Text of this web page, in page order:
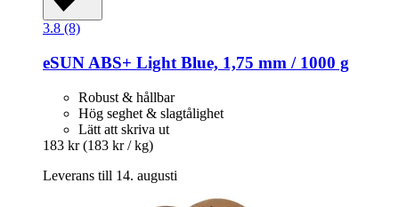
3.8 (8)
eSUN ABS+ Light Blue, 1,75 mm / 1000 g
Robust & hållbar
Hög seghet & slagtålighet
Lätt att skriva ut
183 kr (183 kr / kg)
Leverans till 14. augusti